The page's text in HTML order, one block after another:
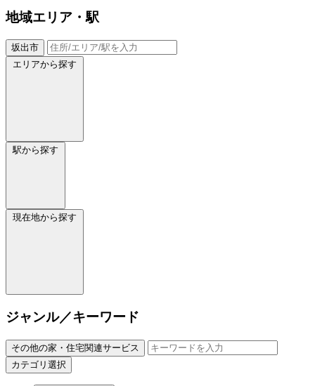
地域エリア・駅
坂出市
エリアから探す
駅から探す
現在地から探す
ジャンル／キーワード
その他の家・住宅関連サービス
カテゴリ選択